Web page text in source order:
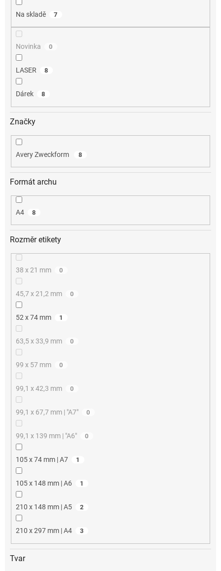
Na skladě 7
Novinka 0
LASER 8
Dárek 8
Značky
Avery Zweckform 8
Formát archu
A4 8
Rozměr etikety
38 x 21 mm 0
45,7 x 21,2 mm 0
52 x 74 mm 1
63,5 x 33,9 mm 0
99 x 57 mm 0
99,1 x 42,3 mm 0
99,1 x 67,7 mm | "A7" 0
99,1 x 139 mm | "A6" 0
105 x 74 mm | A7 1
105 x 148 mm | A6 1
210 x 148 mm | A5 2
210 x 297 mm | A4 3
Tvar